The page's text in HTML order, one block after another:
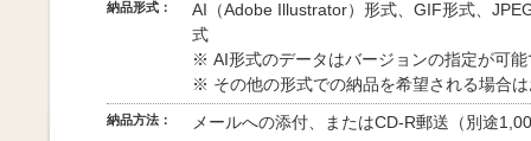
納品形式：
AI（Adobe Illustrator）形式、GIF形式、
式
※ AI形式のデータはバージョンの指定が可能
※ その他の形式での納品を希望される場合
納品方法： メールへの添付、またはCD-R郵送（別途